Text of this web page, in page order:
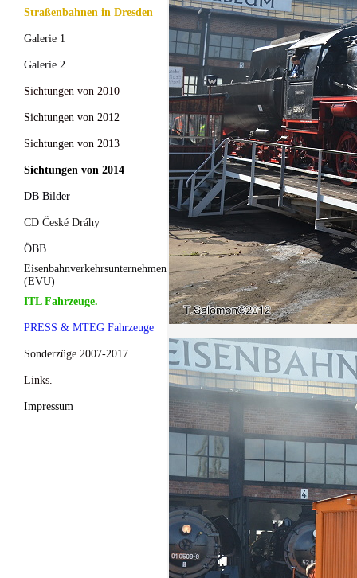
Straßenbahnen in Dresden
Galerie 1
Galerie 2
Sichtungen von 2010
Sichtungen von 2012
Sichtungen von 2013
Sichtungen von 2014
DB Bilder
CD České Dráhy
ÖBB
Eisenbahnverkehrsunternehmen
(EVU)
ITL Fahrzeuge.
PRESS & MTEG Fahrzeuge
Sonderzüge 2007-2017
Links.
Impressum